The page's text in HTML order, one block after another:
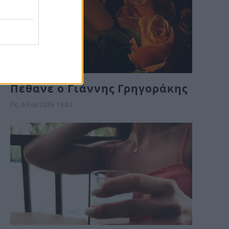
Πέθανε ο Γιάννης Γρηγοράκης
Πε, 6 Αυγ 2026 13:42